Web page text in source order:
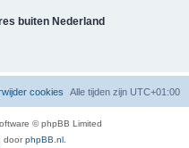
buiten Nederland
Alle tijden zijn UTC+01:00
cookies
© phpBB Limited
doorphpBB.nl